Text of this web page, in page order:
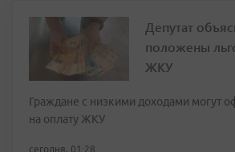
Депутат
положены
ЖКУ
Граждане с низкими доходами могут
на оплату ЖКУ
сегодня, 01:28